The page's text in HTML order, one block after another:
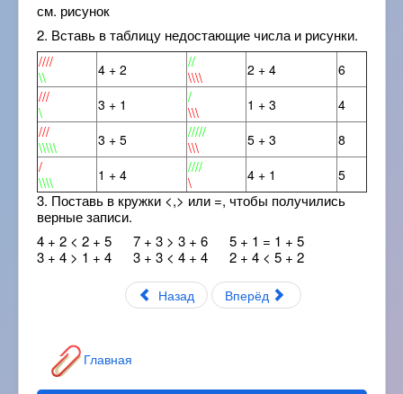
см. рисунок
2. Вставь в таблицу недостающие числа и рисунки.
////
\\
4 + 2
//
\\\\
2 + 4
6
///
\
3 + 1
/
\\\
1 + 3
4
///
\\\\\
3 + 5
/////
\\\
5 + 3
8
/
\\\\
1 + 4
////
\
4 + 1 5
3. Поставь в кружки <,> или =, чтобы получились
верные записи.
4 + 2 < 2 + 5 7 + 3 > 3 + 6 5 + 1 = 1 + 5
3 + 4 > 1 + 4 3 + 3 < 4 + 4 2 + 4 < 5 + 2
Назад Вперёд
Главная